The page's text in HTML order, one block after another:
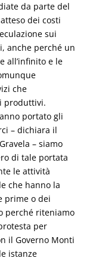
da parte del
dei costi
sui
anche perché un
all’infinito e le
che
produttivi.
portato gli
– dichiara il
– siamo
di tale portata
le attività
che hanno la
prime o dei
perché riteniamo
per
il Governo Monti
istanze